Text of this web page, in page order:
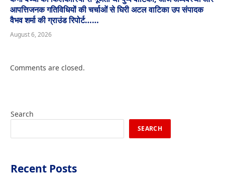
आपत्तिजनक गतिविधियों की चर्चाओं से घिरी अटल वाटिका उप संपादक
वैभव शर्मा की ग्राउंड रिपोर्ट……
August 6, 2026
Comments are closed.
Search
SEARCH
Recent Posts